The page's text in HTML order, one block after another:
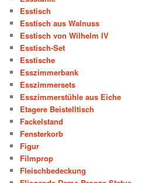
Esstisch
Esstisch aus Walnuss
Esstisch von Wilhelm IV
Esstisch-Set
Esstische
Esszimmerbank
Esszimmersets
Esszimmerstühle aus Eiche
Etagere Beistelltisch
Fackelstand
Fensterkorb
Figur
Filmprop
Fleischbedeckung